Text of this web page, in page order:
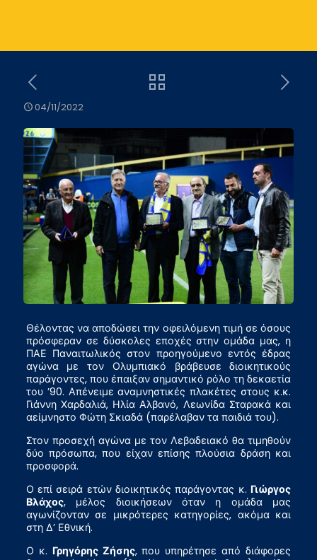
04/11/2022
Θέλοντας να αποδώσει την οφειλόμενη τιμή σε όσους
πρόσφεραν σε δύσκολες εποχές στην ομάδα μας, η
ΠΑΕ Παναιτωλικός στον προηγούμενο εντός έδρας
αγώνα με τον Ολυμπιακό βράβευσε διοικητικούς
παράγοντες, που έπαιξαν σημαντικό ρόλο τη δεκαετία
του ’90. Απένειμε αναμνηστικές πλακέτες στους κ.κ.
Γιάννη Χαρδαλιά, Ηλία Αλβανό, Λεωνίδα Σταρακά και
αείμνηστο Φώτη Σκιαδά (παρέλαβαν τα παιδιά του).
Στον προσεχή αγώνα με τον Λεβαδειακό θα τιμηθούν
δύο πρόσωπα, που είχαν επίσης πλούσια δράση και
προσφορά.
Ο επί σειρά ετών διοικητικός παράγοντας κ.Γιώργος
Βλάχος, μέλος διοικήσεων όταν η ομάδα μας
αγωνίζονταν σε μικρότερες κατηγορίες, ακόμα και
στη Δ’ Εθνική.
Ο κ. Γρηγόρης Ζήσης, που υπηρέτησε από διάφορες